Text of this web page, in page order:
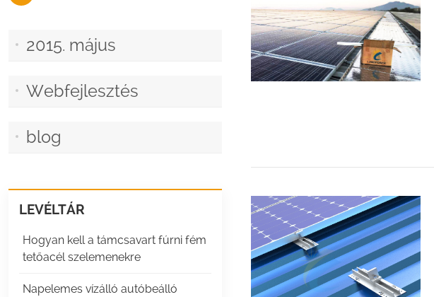
2015. május
Webfejlesztés
blog
LEVÉLTÁR
Hogyan kell a támcsavart fúrni fém
tetőacél szelemenekre
Napelemes vízálló autóbeálló